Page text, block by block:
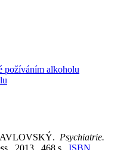
požíváním alkoholu
Psychiatrie.